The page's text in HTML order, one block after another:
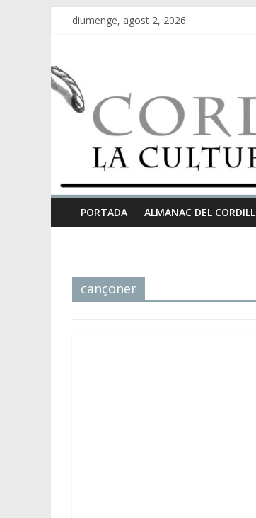
diumenge, agost 2, 2026
PORTADA ALMANAC DEL CORDILL
cançoner